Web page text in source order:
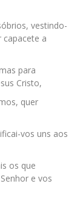
vestindo-
a
para
Cristo,
quer
vos uns aos
os que
e vos